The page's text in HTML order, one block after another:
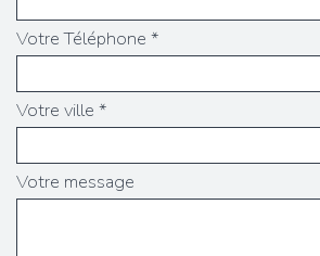
Votre Téléphone *
Votre ville *
Votre message